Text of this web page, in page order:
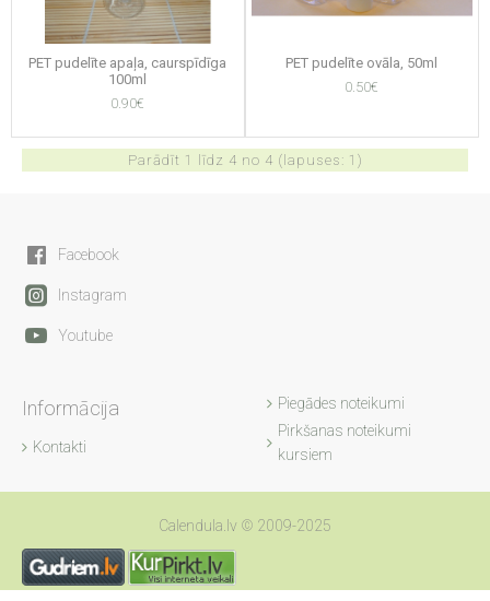
PET pudelīte apaļa, caurspīdīga
100ml
0.90€
PET pudelīte ovāla, 50ml
0.50€
Parādīt 1 līdz 4 no 4 (lapuses: 1)
Facebook
Instagram
Youtube
Informācija
Kontakti
Piegādes noteikumi
Pirkšanas noteikumi
kursiem
Calendula.lv © 2009-2025